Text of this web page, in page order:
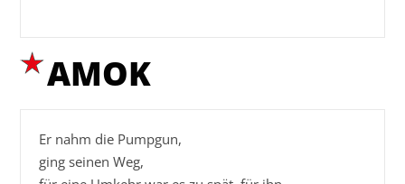
AMOK
Er nahm die Pumpgun,
ging seinen Weg,